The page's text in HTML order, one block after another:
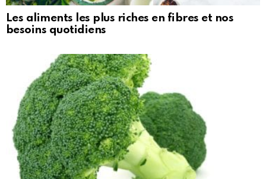
Les aliments les plus riches en fibres et nos
besoins quotidiens